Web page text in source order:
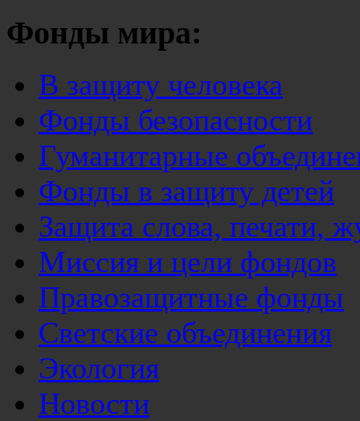
Фонды мира:
В защиту человека
Фонды безопасности
Гуманитарные
Фонды в защиту детей
Защита слова, печати,
Миссия и цели фондов
Правозащитные фонды
Светские объединения
Экология
Новости